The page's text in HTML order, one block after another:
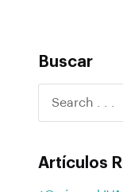
Buscar
Artículos